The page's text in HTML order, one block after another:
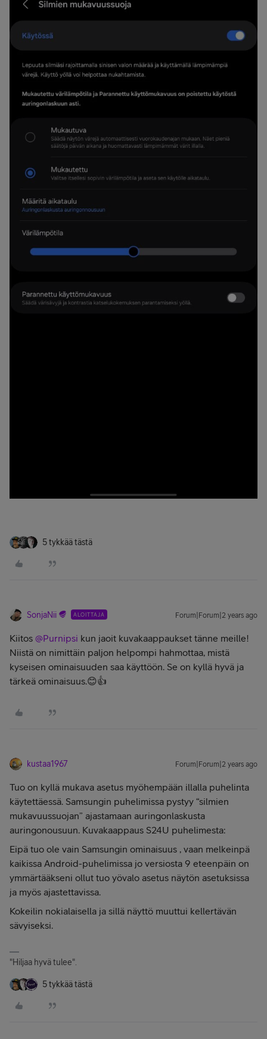
5 tykkää tästä
SonjaNii ALOITTAJA Forum|Forum|2 years ago
Kiitos @Purnipsi kun jaoit kuvakaappaukset tänne meille!
Niistä on nimittäin paljon helpompi hahmottaa, mistä
kyseisen ominaisuuden saa käyttöön. Se on kyllä hyvä ja
tärkeä ominaisuus.😊👍
kustaa1967 Forum|Forum|2 years ago
Tuo on kyllä mukava asetus myöhempään illalla puhelinta
käytettäessä. Samsungin puhelimissa pystyy “silmien
mukavuussuojan” ajastamaan auringonlaskusta
auringonousuun. Kuvakaappaus S24U puhelimesta:
Eipä tuo ole vain Samsungin ominaisuus , vaan melkeinpä
kaikissa Android-puhelimissa jo versiosta 9 eteenpäin on
ymmärtääkseni ollut tuo yövalo asetus näytön asetuksissa
ja myös ajastettavissa.
Kokeilin nokialaisella ja sillä näyttö muuttui kellertävän
sävyiseksi.
"Hiljaa hyvä tulee".
5 tykkää tästä